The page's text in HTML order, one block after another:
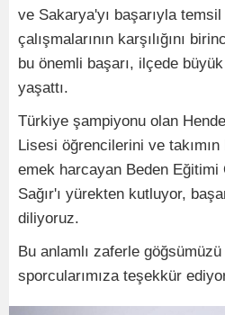
ve Sakarya'yı başarıyla
çalışmalarının karşılığını
bu önemli başarı, ilçede
yaşattı.
Türkiye şampiyonu olan
Lisesi öğrencilerini ve takımın
emek harcayan Beden Eğitimi
Sağır'ı yürekten kutluyor,
diliyoruz.
Bu anlamlı zaferle
sporcularımıza teşekkür